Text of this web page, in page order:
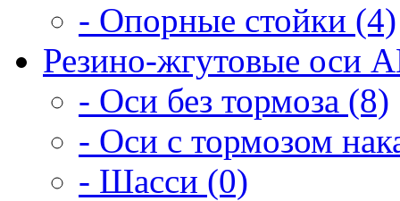
- Опорные стойки (4)
Резино-жгутовые оси
- Оси без тормоза (8)
- Оси с тормозом
- Шасси (0)